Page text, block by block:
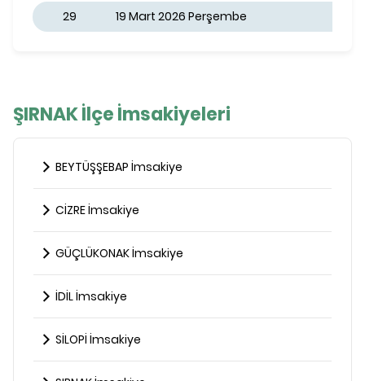
29
19 Mart 2026 Perşembe
ŞIRNAK İlçe İmsakiyeleri
BEYTÜŞŞEBAP İmsakiye
CİZRE İmsakiye
GÜÇLÜKONAK İmsakiye
İDİL İmsakiye
SİLOPİ İmsakiye